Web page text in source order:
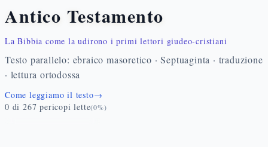
Antico Testamento
La Bibbia come la udirono i primi lettori giudeo-cristiani
Testo parallelo: ebraico masoretico · Septuaginta · traduzione
· lettura ortodossa
Come leggiamo il testo→
0 di 267 pericopi lette(0%)